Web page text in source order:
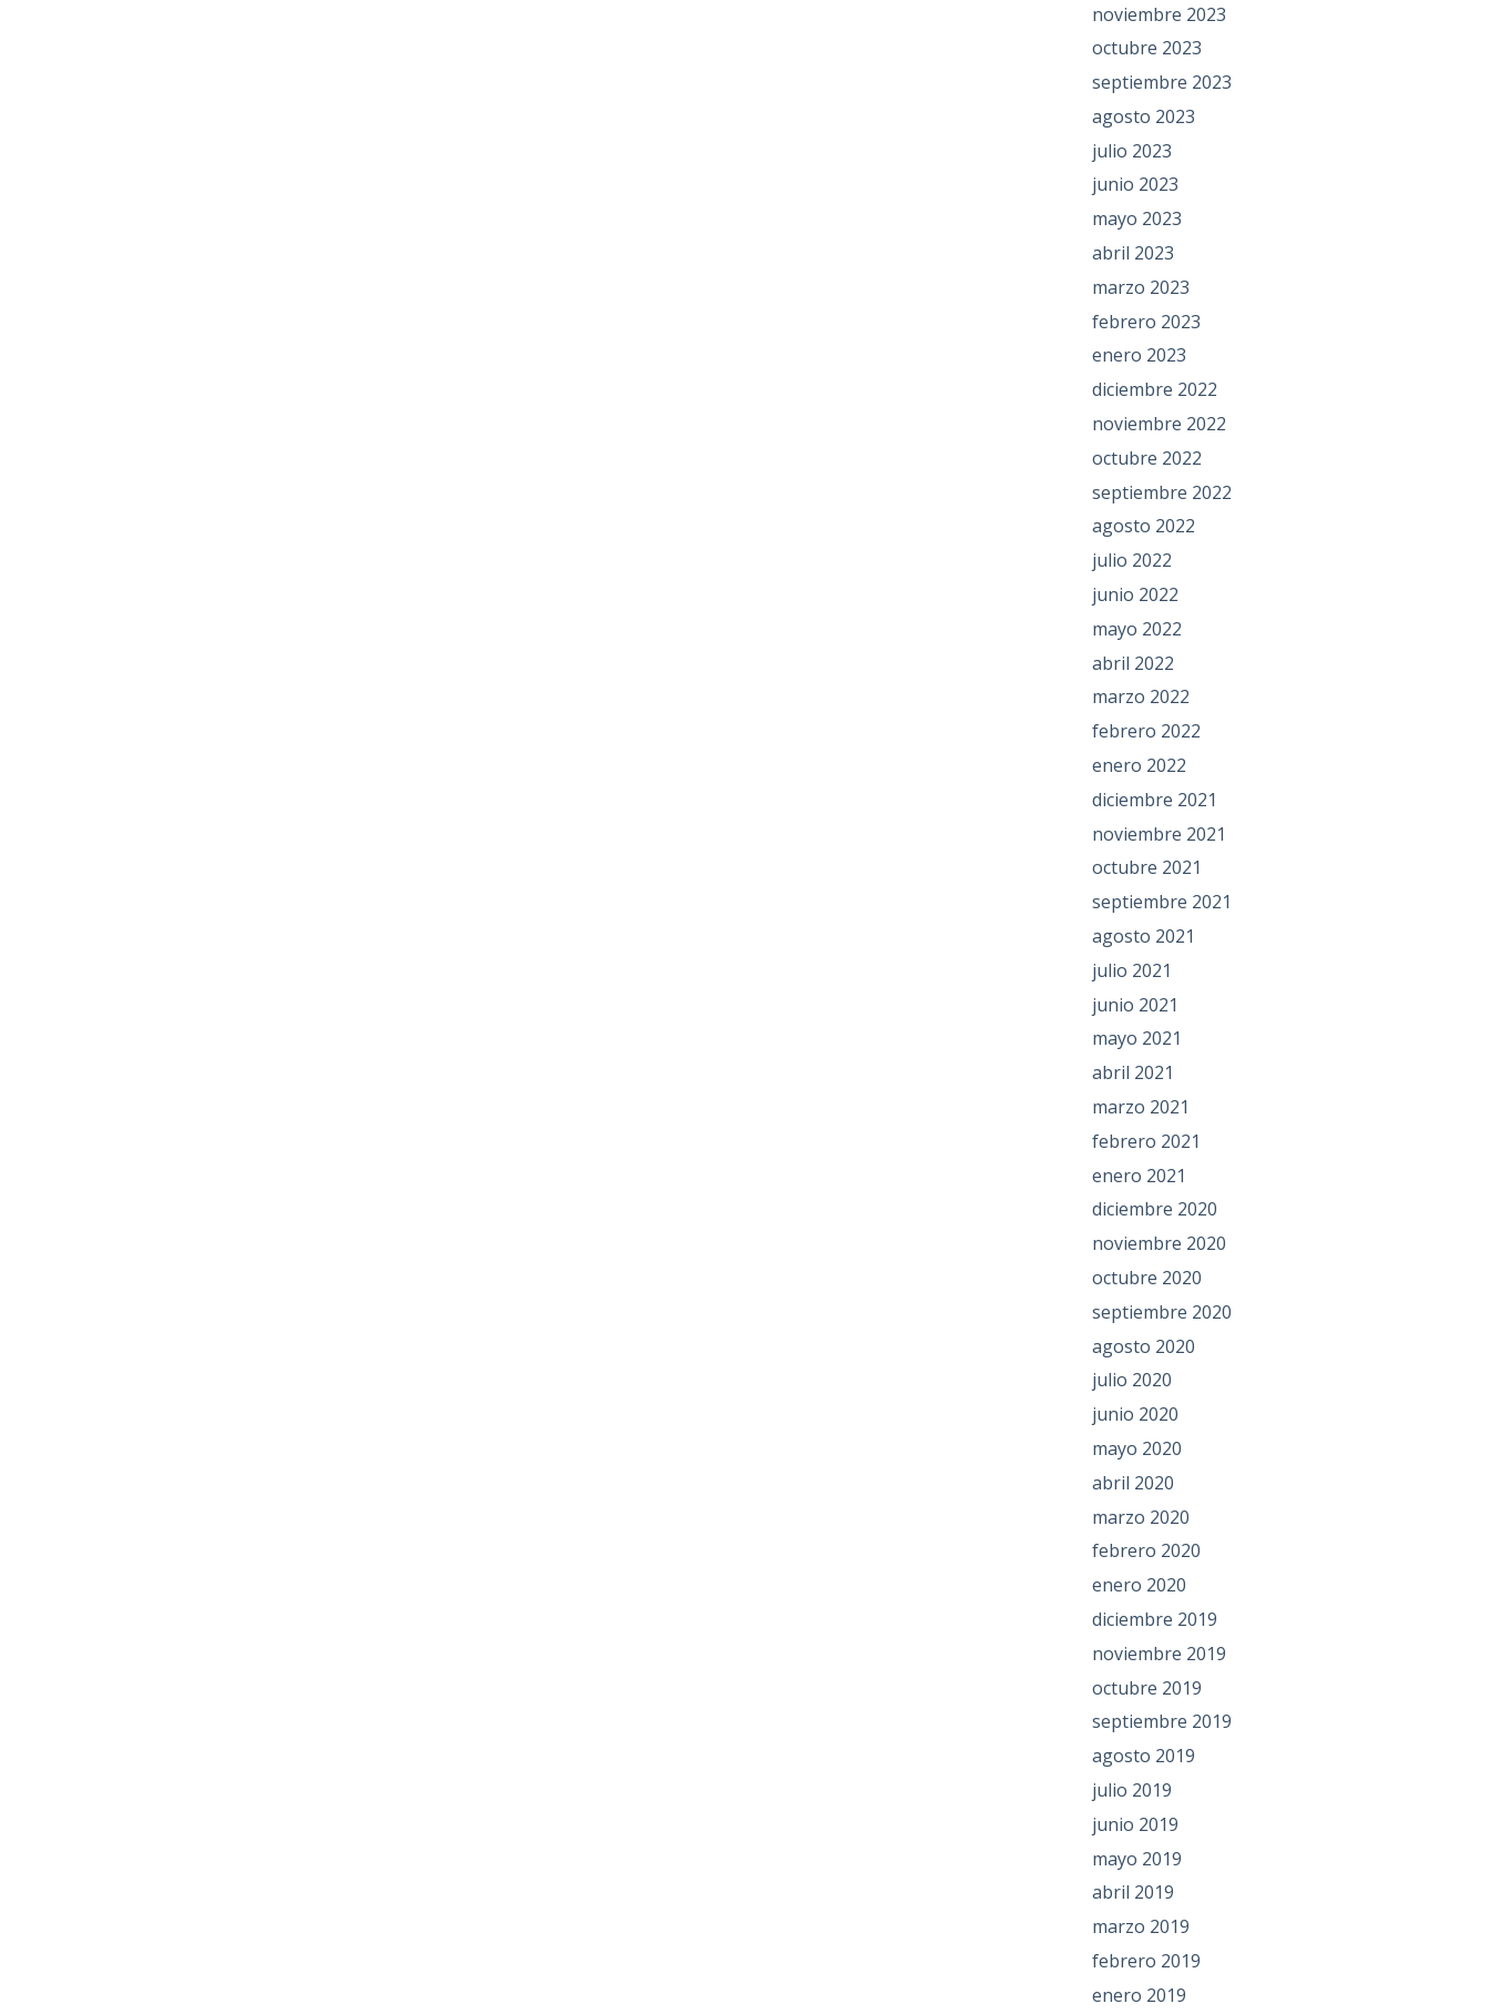
noviembre 2023
octubre 2023
septiembre 2023
agosto 2023
julio 2023
junio 2023
mayo 2023
abril 2023
marzo 2023
febrero 2023
enero 2023
diciembre 2022
noviembre 2022
octubre 2022
septiembre 2022
agosto 2022
julio 2022
junio 2022
mayo 2022
abril 2022
marzo 2022
febrero 2022
enero 2022
diciembre 2021
noviembre 2021
octubre 2021
septiembre 2021
agosto 2021
julio 2021
junio 2021
mayo 2021
abril 2021
marzo 2021
febrero 2021
enero 2021
diciembre 2020
noviembre 2020
octubre 2020
septiembre 2020
agosto 2020
julio 2020
junio 2020
mayo 2020
abril 2020
marzo 2020
febrero 2020
enero 2020
diciembre 2019
noviembre 2019
octubre 2019
septiembre 2019
agosto 2019
julio 2019
junio 2019
mayo 2019
abril 2019
marzo 2019
febrero 2019
enero 2019